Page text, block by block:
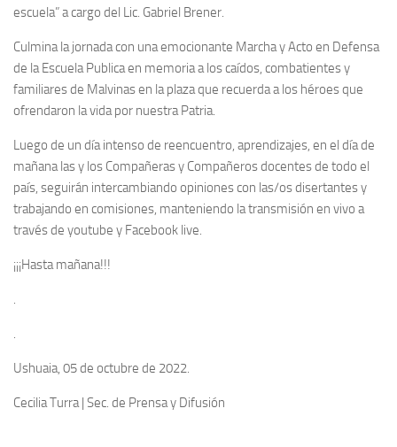
escuela” a cargo del Lic. Gabriel Brener.
Culmina la jornada con una emocionante Marcha y Acto en Defensa
de la Escuela Publica en memoria a los caídos, combatientes y
familiares de Malvinas en la plaza que recuerda a los héroes que
ofrendaron la vida por nuestra Patria.
Luego de un día intenso de reencuentro, aprendizajes, en el día de
mañana las y los Compañeras y Compañeros docentes de todo el
país, seguirán intercambiando opiniones con las/os disertantes y
trabajando en comisiones, manteniendo la transmisión en vivo a
través de youtube y Facebook live.
¡¡¡Hasta mañana!!!
.
.
Ushuaia, 05 de octubre de 2022.
Cecilia Turra | Sec. de Prensa y Difusión